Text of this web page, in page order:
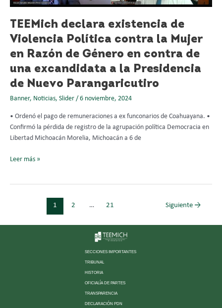
TEEMich declara existencia de
Violencia Política contra la Mujer
en Razón de Género en contra de
una excandidata a la Presidencia
de Nuevo Parangaricutiro
Banner, Noticias, Slider / 6 noviembre, 2024
• Ordenó el pago de remuneraciones a ex funconarios de Coahuayana. •
Confirmó la pérdida de registro de la agrupación política Democracia en
Libertad Michoacán Morelia, Michoacán a 6 de
Razón
de
Género
en
contra
una
excandidata
Presidencia
de
Nuevo
Leer más »
1 2 … 21 Siguiente →
SECCIONES IMPORTANTES
TRIBUNAL
HISTORIA
OFICIALÍA DE PARTES
TRANSPARENCIA
DECLARACIÓN PDN